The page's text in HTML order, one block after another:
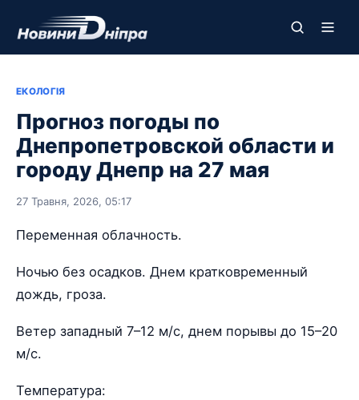
ЕКОЛОГІЯ
Прогноз погоды по
Днепропетровской области и
городу Днепр на 27 мая
27 Травня, 2026, 05:17
Переменная облачность.
Ночью без осадков. Днем кратковременный
дождь, гроза.
Ветер западный 7–12 м/с, днем порывы до 15–20
м/с.
Температура: